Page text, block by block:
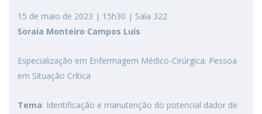
15 de maio de 2023 | 15h30 | Sala 322
Soraia Monteiro Campos Luís
Especialização em Enfermagem Médico-Cirúrgica: Pessoa
em Situação Crítica
Tema: Identificação e manutenção do potencial dador de